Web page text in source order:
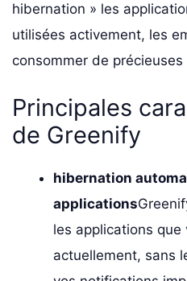
hibernation » les
utilisées activement, les
consommer de
Principales
de Greenify
hibernation
applications
les applications
actuellement, sans